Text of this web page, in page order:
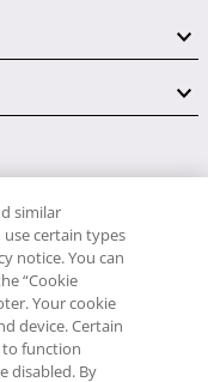
NOSOTROS
similar
use certain types
notice. You can
“Cookie
Your cookie
device. Certain
to function
disabled. By